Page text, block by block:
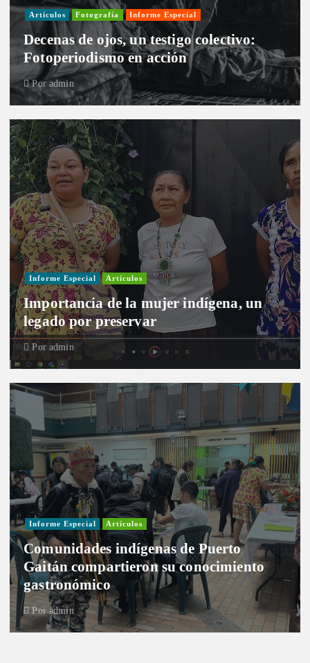
Artículos Fotografía Informe Especial
Decenas de ojos, un testigo colectivo:
Fotoperiodismo en acción
Por admin
Informe Especial Artículos
Importancia de la mujer indígena, un
legado por preservar
Por admin
Informe Especial Artículos
Comunidades indígenas de Puerto
Gaitán compartieron su conocimiento
gastronómico
Por admin